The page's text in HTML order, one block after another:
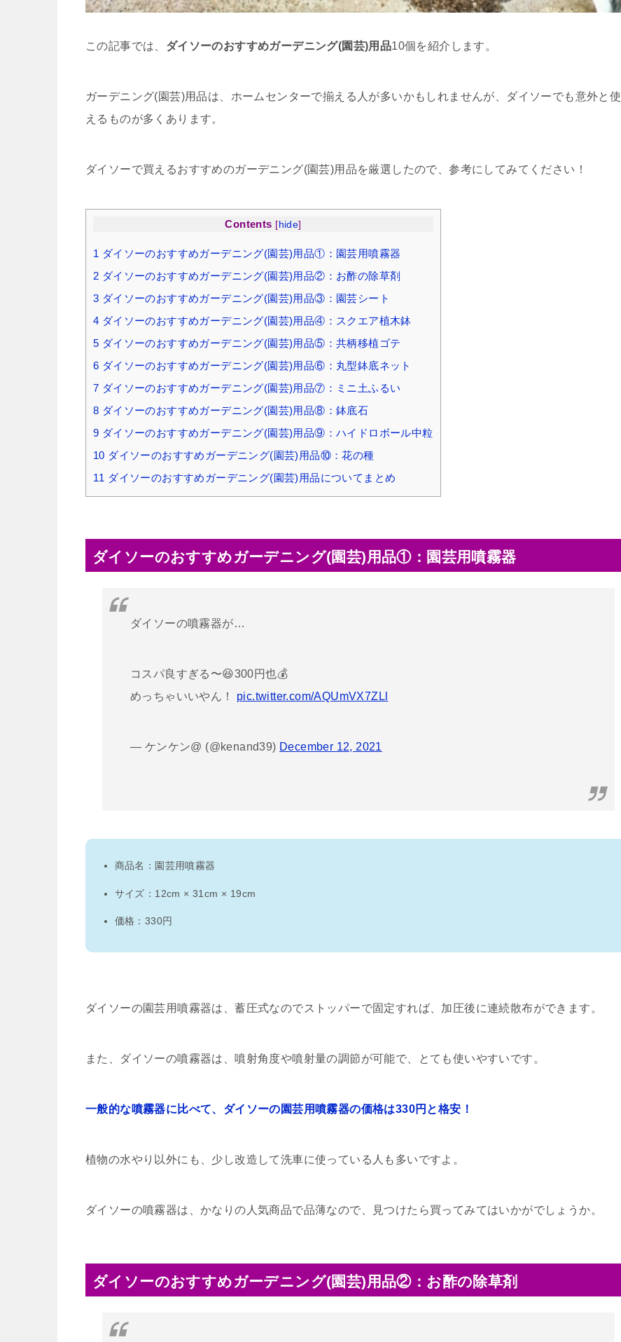
この記事では、 ダイソーのおすすめガーデニング(園芸)用品10個を紹介します。
ガーデニング(園芸)用品は、ホームセンターで揃える人が多いかもしれませんが、ダイソーでも意外と使
えるものが多くあります。
ダイソーで買えるおすすめのガーデニング(園芸)用品を厳選したので、参考にしてみてください！
Contents [ hide]
1 ダイソーのおすすめガーデニング(園芸)用品①：園芸用噴霧器
2 ダイソーのおすすめガーデニング(園芸)用品②：お酢の除草剤
3 ダイソーのおすすめガーデニング(園芸)用品③：園芸シート
4 ダイソーのおすすめガーデニング(園芸)用品④：スクエア植木鉢
5 ダイソーのおすすめガーデニング(園芸)用品⑤：共柄移植ゴテ
6 ダイソーのおすすめガーデニング(園芸)用品⑥：丸型鉢底ネット
7 ダイソーのおすすめガーデニング(園芸)用品⑦：ミニ土ふるい
8 ダイソーのおすすめガーデニング(園芸)用品⑧：鉢底石
9 ダイソーのおすすめガーデニング(園芸)用品⑨：ハイドロボール中粒
10 ダイソーのおすすめガーデニング(園芸)用品⑩：花の種
11 ダイソーのおすすめガーデニング(園芸)用品についてまとめ
ダイソーのおすすめガーデニング(園芸)用品①：園芸用噴霧器
ダイソーの噴霧器が…
コスパ良すぎる〜😆300円也💰
めっちゃいいやん！ pic.twitter.com/AQUmVX7ZLl
— ケンケン@ (@kenand39) December 12, 2021
商品名：園芸用噴霧器
サイズ：12cm × 31cm × 19cm
価格：330円
ダイソーの園芸用噴霧器は、蓄圧式なのでストッパーで固定すれば、加圧後に連続散布ができます。
また、ダイソーの噴霧器は、噴射角度や噴射量の調節が可能で、とても使いやすいです。
一般的な噴霧器に比べて、ダイソーの園芸用噴霧器の価格は330円と格安！
植物の水やり以外にも、少し改造して洗車に使っている人も多いですよ。
ダイソーの噴霧器は、かなりの人気商品で品薄なので、見つけたら買ってみてはいかがでしょうか。
ダイソーのおすすめガーデニング(園芸)用品②：お酢の除草剤